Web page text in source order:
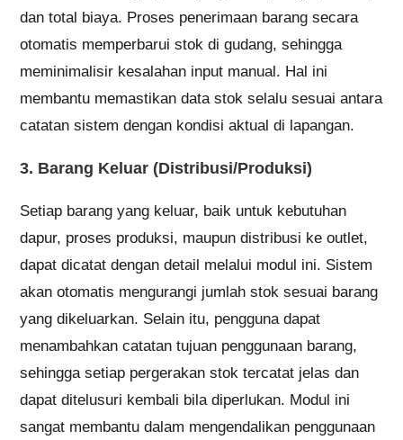
dan total biaya. Proses penerimaan barang secara
otomatis memperbarui stok di gudang, sehingga
meminimalisir kesalahan input manual. Hal ini
membantu memastikan data stok selalu sesuai antara
catatan sistem dengan kondisi aktual di lapangan.
3. Barang Keluar (Distribusi/Produksi)
Setiap barang yang keluar, baik untuk kebutuhan
dapur, proses produksi, maupun distribusi ke outlet,
dapat dicatat dengan detail melalui modul ini. Sistem
akan otomatis mengurangi jumlah stok sesuai barang
yang dikeluarkan. Selain itu, pengguna dapat
menambahkan catatan tujuan penggunaan barang,
sehingga setiap pergerakan stok tercatat jelas dan
dapat ditelusuri kembali bila diperlukan. Modul ini
sangat membantu dalam mengendalikan penggunaan